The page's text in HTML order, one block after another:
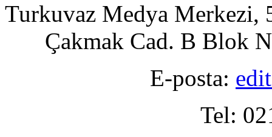
Turkuvaz Medya Merkezi,
Çakmak Cad. B Blok
E-posta:
Tel: